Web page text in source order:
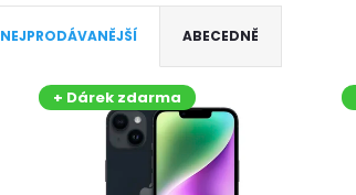
NEJPRODÁVANĚJŠÍ ABECEDNĚ
+ Dárek zdarma